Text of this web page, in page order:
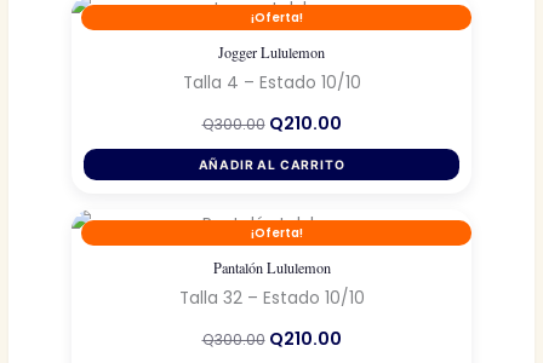
¡Oferta!
Jogger Lululemon
Talla 4 – Estado 10/10
Q300.00 El
original
era:
Q210.00El
actual
es:
AÑADIR AL CARRITO
¡Oferta!
Pantalón Lululemon
Talla 32 – Estado 10/10
Q300.00 El
Q210.00El